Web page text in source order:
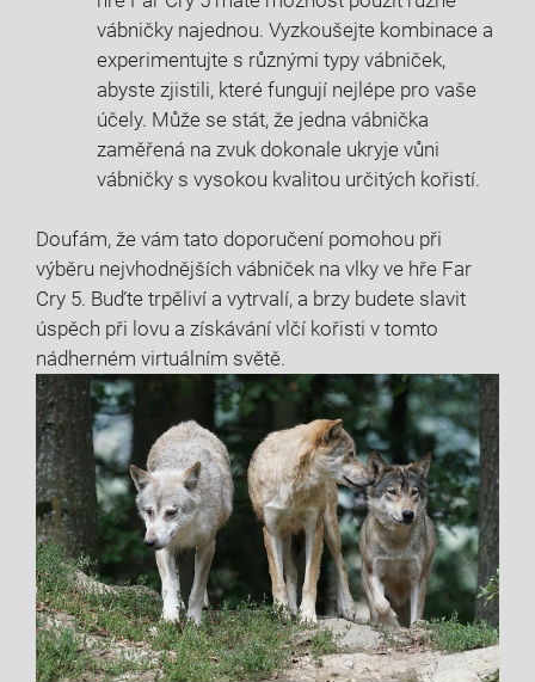
vábničky najednou. Vyzkoušejte kombinace a
experimentujte s různými typy vábniček,
abyste zjistili, které fungují nejlépe pro vaše
účely. Může se stát, že jedna vábnička
zaměřená na zvuk dokonale ukryje vůni
vábničky s vysokou kvalitou určitých kořistí.
Doufám, že vám tato doporučení pomohou při
výběru nejvhodnějších vábniček na vlky ve hře Far
Cry 5. Buďte trpěliví a vytrvalí, a brzy budete slavit
úspěch při lovu a získávání vlčí kořisti v tomto
nádherném virtuálním světě.